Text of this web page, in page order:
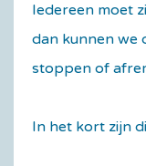
Iedereen moet
dan kunnen we
stoppen of
In het kort zijn